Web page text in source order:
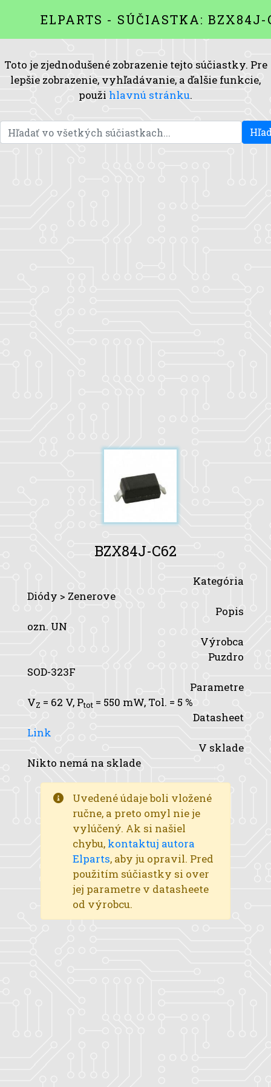
ELPARTS - SÚČIASTKA: BZX84J-
Toto je zjednodušené zobrazenie tejto súčiastky. Pre
lepšie zobrazenie, vyhľadávanie, a ďalšie funkcie,
použi hlavnú stránku.
BZX84J-C62
Kategória
Diódy > Zenerove
Popis
ozn. UN
Výrobca
Puzdro
SOD-323F
Parametre
VZ = 62 V, Ptot = 550 mW, Tol. = 5 %
Datasheet
Link
V sklade
Nikto nemá na sklade
Uvedené údaje boli vložené
ručne, a preto omyl nie je
vylúčený. Ak si našiel
chybu, kontaktuj autora
Elparts, aby ju opravil. Pred
použitím súčiastky si over
jej parametre v datasheete
od výrobcu.